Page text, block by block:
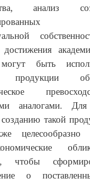
анализ
достижения
быть
продукции
аналогами.
такой
целесообразно
чтобы
о